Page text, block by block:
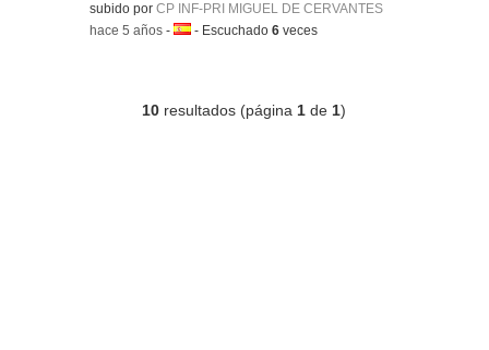
Contenido educativo.
subido porCP INF-PRI MIGUEL DE CERVANTES
-hace 5 años -Idioma:
- Escuchado6 veces
10 resultados (página 1 de 1)